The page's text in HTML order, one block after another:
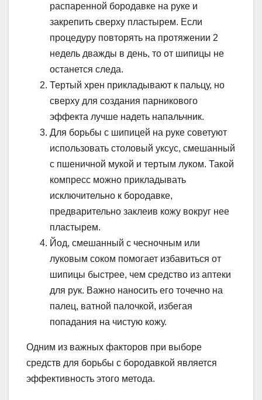
распаренной бородавке на руке и
закрепить сверху пластырем. Если
процедуру повторять на протяжении 2
недель дважды в день, то от шипицы не
останется следа.
Тертый хрен прикладывают к пальцу, но
сверху для создания парникового
эффекта лучше надеть напальчник.
Для борьбы с шипицей на руке советуют
использовать столовый уксус, смешанный
с пшеничной мукой и тертым луком. Такой
компресс можно прикладывать
исключительно к бородавке,
предварительно заклеив кожу вокруг нее
пластырем.
Йод, смешанный с чесночным или
луковым соком помогает избавиться от
шипицы быстрее, чем средство из аптеки
для рук. Важно наносить его точечно на
палец, ватной палочкой, избегая
попадания на чистую кожу.
Одним из важных факторов при выборе
средств для борьбы с бородавкой является
эффективность этого метода.